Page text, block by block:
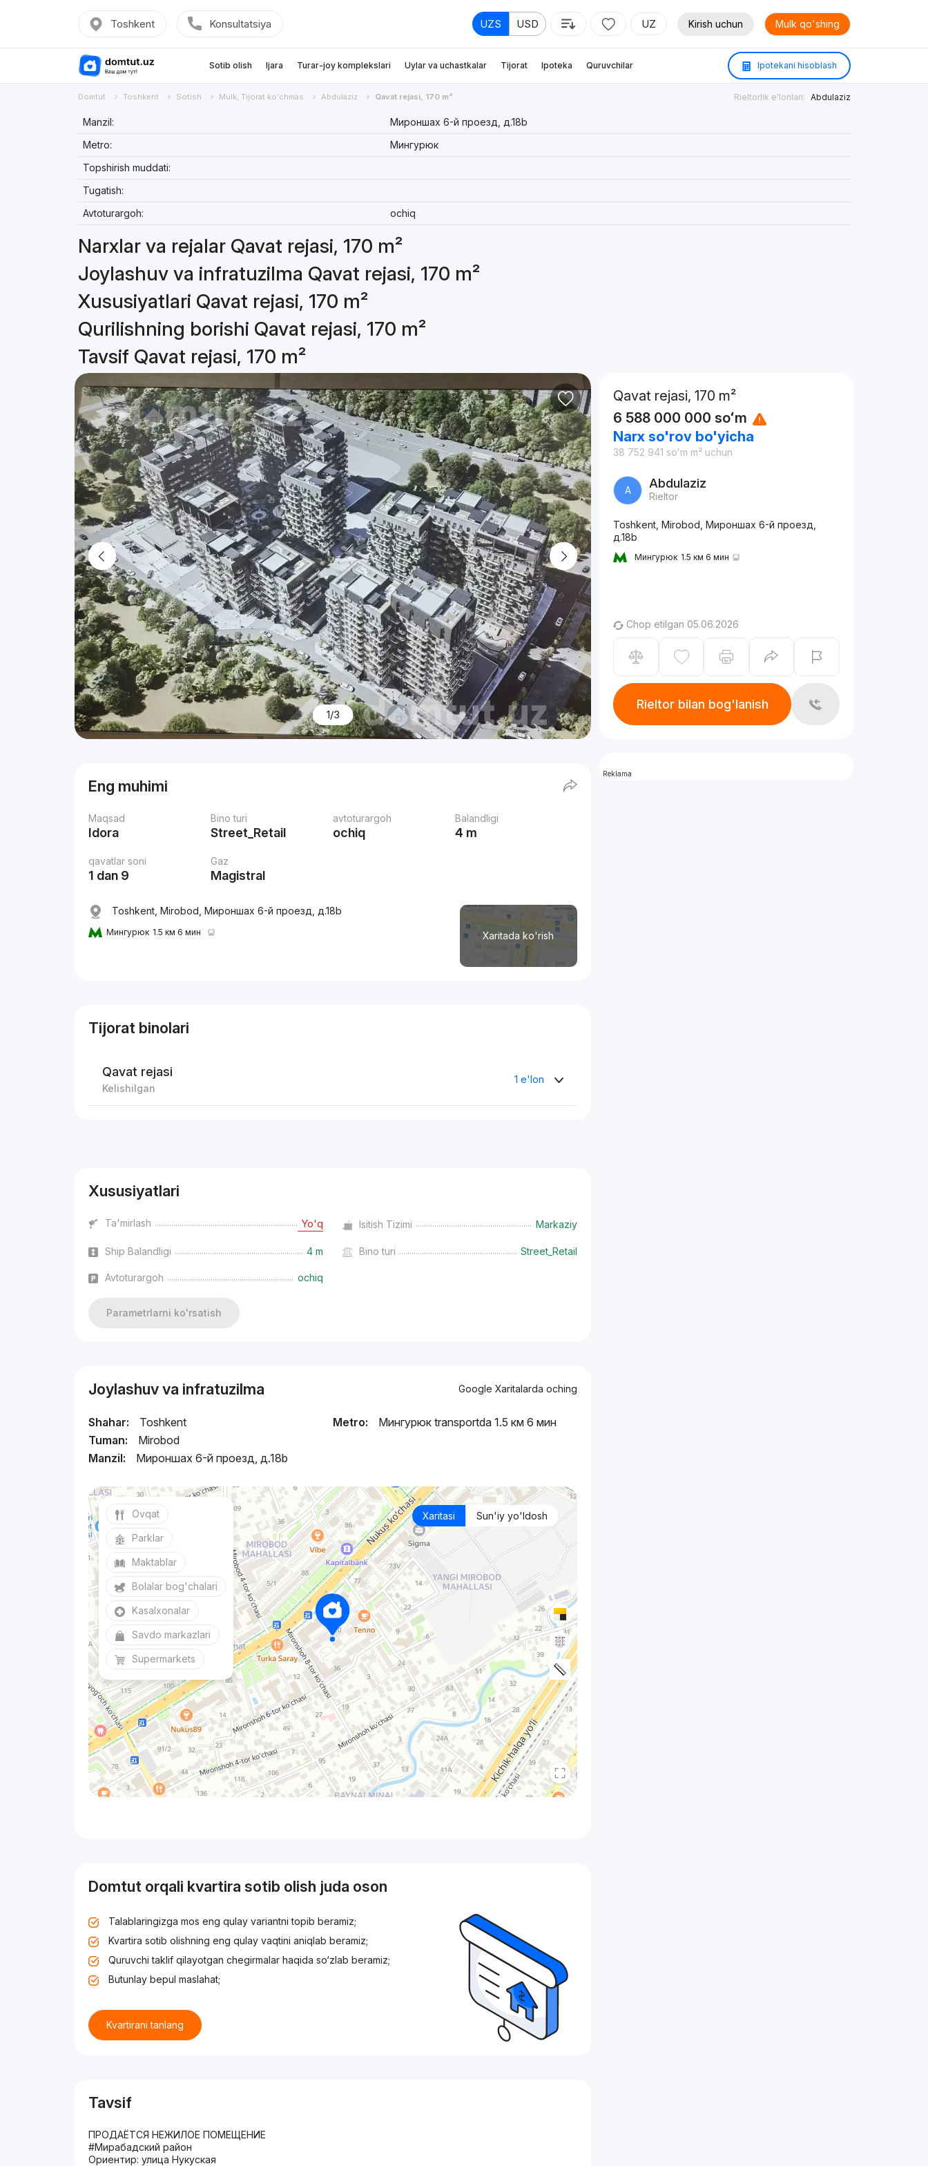
Toshkent Konsultatsiya UZS USD UZ Kirish uchun Mulk qo'shing
Sotib olish Ijara Turar-joy komplekslari Uylar va uchastkalar Tijorat Ipoteka Quruvchilar Ipotekani hisoblash
Domtut Toshkent Sotish Mulk, Tijorat ko'chmas Abdulaziz Qavat rejasi, 170 m² Rieltorlik e'lonlari: Abdulaziz
Manzil:
Мироншах 6-й проезд, д.18b
Metro:
Мингурюк
Topshirish muddati:
Tugatish:
Avtoturargoh:
ochiq
Narxlar va rejalar Qavat rejasi, 170 m²
Joylashuv va infratuzilma Qavat rejasi, 170 m²
Xususiyatlari Qavat rejasi, 170 m²
Qurilishning borishi Qavat rejasi, 170 m²
Tavsif Qavat rejasi, 170 m²
1/3
Eng muhimi
Maqsad
Idora
Bino turi
Street_Retail
avtoturargoh
ochiq
Balandligi
4 m
qavatlar soni
1 dan 9
Gaz
Magistral
Xaritada ko'rish
Toshkent, Mirobod, Мироншах 6-й проезд, д.18b
Мингурюк 1.5 км 6 мин
Tijorat binolari
Qavat rejasi
Kelishilgan
1 e'lon
Xususiyatlari
Ta'mirlash Yo'q Isitish Tizimi Markaziy
Ship Balandligi 4 m Bino turi Street_Retail
Avtoturargoh ochiq
Parametrlarni ko'rsatish
Joylashuv va infratuzilma Google Xaritalarda oching
Shahar:
Toshkent
Tuman:
Mirobod
Manzil:
Мироншах 6-й проезд, д.18b
Metro: Мингурюк transportda 1.5 км 6 мин
Xaritasi Sun'iy yo'ldosh
Ovqat
Parklar
Maktablar
Bolalar bog'chalari
Kasalxonalar
Savdo markazlari
Supermarkets
Domtut orqali kvartira sotib olish juda oson
Talablaringizga mos eng qulay variantni topib beramiz;
Kvartira sotib olishning eng qulay vaqtini aniqlab beramiz;
Quruvchi taklif qilayotgan chegirmalar haqida so‘zlab beramiz;
Butunlay bepul maslahat;
Kvartirani tanlang
Tavsif
ПРОДАЁТСЯ НЕЖИЛОЕ ПОМЕЩЕНИЕ
#Мирабадский район
Ориентир: улица Нукуская
Qavat rejasi, 170 m²
6 588 000 000 soʻm
Narx so'rov bo'yicha
38 752 941 soʻm m² uchun
A Abdulaziz
Rieltor
Toshkent, Mirobod, Мироншах 6-й проезд,
д.18b
Мингурюк 1.5 км 6 мин
Chop etilgan 05.06.2026
Rieltor bilan bog'lanish
Reklama